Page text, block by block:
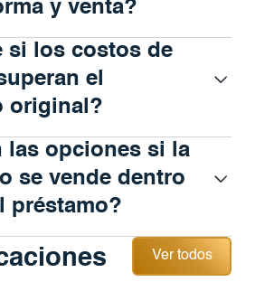
y venta?
si los costos de
el
original?
las opciones si la
se vende dentro
préstamo?
Ver todos
Ver todos